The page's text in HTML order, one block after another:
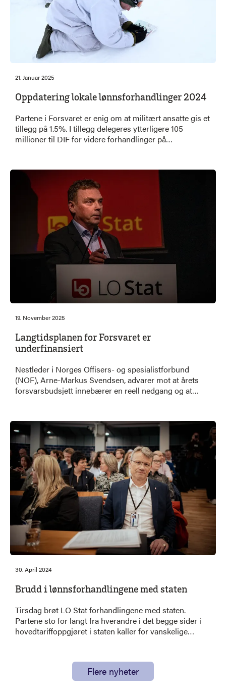
21. Januar 2025
Oppdatering lokale lønnsforhandlinger 2024
Partene i Forsvaret er enig om at militært ansatte gis et
tillegg på 1.5%. I tillegg delegeres ytterligere 105
millioner til DIF for videre forhandlinger på
19. November 2025
Langtidsplanen for Forsvaret er
underfinansiert
Nestleder i Norges Offisers- og spesialistforbund
(NOF), Arne-Markus Svendsen, advarer mot at årets
forsvarsbudsjett innebærer en reell nedgang og at
at satsingen ikke står i stil med behovene.
30. April 2024
Brudd i lønnsforhandlingene med staten
Tirsdag brøt LO Stat forhandlingene med staten.
Partene sto for langt fra hverandre i det begge sider i
hovedtariffoppgjøret i staten kaller for vanskelige
Flere nyheter